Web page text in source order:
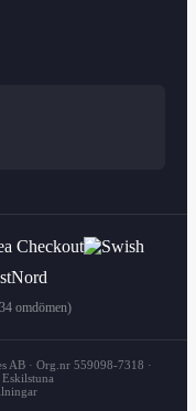
omdömen)
AB · Org.nr 559098-7318 ·